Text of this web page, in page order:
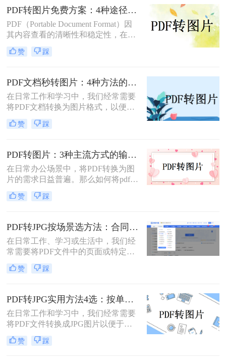
那么pdf如何转换成图片呢？本文将介
绍几种常用的PDF转图片的方法。
PDF转图片免费方案：4种途径的免费额度和隐藏限制！
PDF（Portable Document Format）因
其内容查看的清晰性和稳定性，在日
常工作和学习中得到了广泛应用。然
而，在某些情况下，我们可能需要将
活地编辑、分享或用于其他特殊用
途。那么pdf转图片怎么转免费呢？以
下将详细介绍几种免费将PDF转换为
图片的方法，帮助用户轻松实现格式
转换。
赞 踩
PDF文档秒转图片：4种方法的速度和画质实测排名！
在日常工作和学习中，我们经常需要
将PDF文档转换为图片格式，以便于
分享、编辑或满足特定的展示需求。
那么pdf文档怎么变成图片呢？本文将
的方法，帮助读者轻松应对这一需
求。
赞 踩
PDF转图片：3种主流方式的输出分辨率和文件体积实测！
在日常办公场景中，将PDF转换为图
片的需求日益普遍。那么如何将pdf转
换成图片呢？本文精选三种主流方
法，助您高效完成格式转换。
赞 踩
PDF转JPG按场景选方法：合同、图纸、证件照分别用哪种！
在日常工作、学习或生活中，我们经
常需要将PDF文件中的页面或特定内
容转换为JPG图片格式。无论是为了
在演示文稿中插入一页图表、在社交
了满足某些平台只支持图片上传的需
求，PDF转JPG都是一项非常实用的
技能
赞 踩
PDF转JPG实用方法4选：按单页/多页/批量场景分别推荐！
在日常工作和学习中，我们经常需要
将PDF文件转换成JPG图片以便于浏
览、分享或编辑。PDF（Portable
Document Format）作为一种文档格
赞 踩